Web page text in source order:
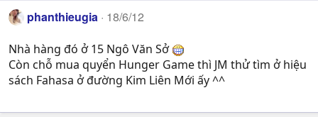
phanthieugia 18/6/12
Nhà hàng đó ở 15 Ngô Văn Sở
Còn chỗ mua quyển Hunger Game thì JM thử tìm ở hiệu
sách Fahasa ở đường Kim Liên Mới ấy ^^